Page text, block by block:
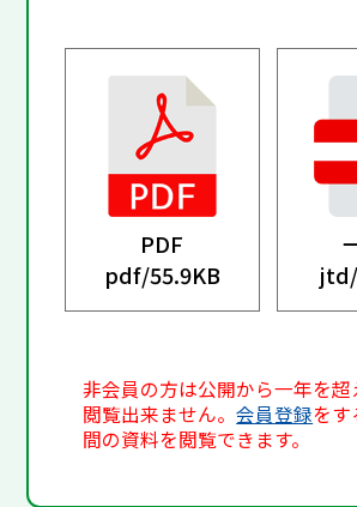
PDF
pdf/55.9KB
jtd/
非会員の方は公開から一年を超
閲覧出来ません。会員登録をす
間の資料を閲覧できます。